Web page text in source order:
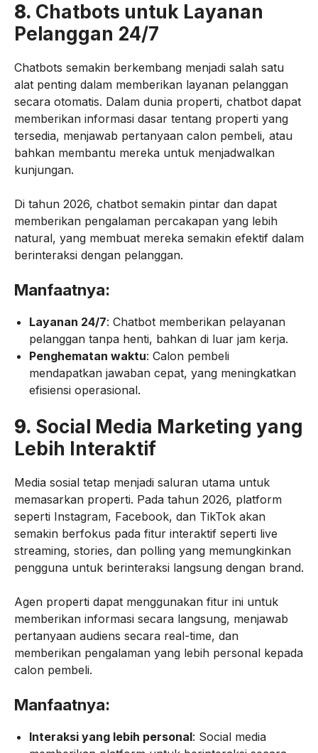
8. Chatbots untuk Layanan
Pelanggan 24/7
Chatbots semakin berkembang menjadi salah satu
alat penting dalam memberikan layanan pelanggan
secara otomatis. Dalam dunia properti, chatbot dapat
memberikan informasi dasar tentang properti yang
tersedia, menjawab pertanyaan calon pembeli, atau
bahkan membantu mereka untuk menjadwalkan
kunjungan.
Di tahun 2026, chatbot semakin pintar dan dapat
memberikan pengalaman percakapan yang lebih
natural, yang membuat mereka semakin efektif dalam
berinteraksi dengan pelanggan.
Manfaatnya:
Layanan 24/7: Chatbot memberikan pelayanan
pelanggan tanpa henti, bahkan di luar jam kerja.
Penghematan waktu: Calon pembeli
mendapatkan jawaban cepat, yang meningkatkan
efisiensi operasional.
9. Social Media Marketing yang
Lebih Interaktif
Media sosial tetap menjadi saluran utama untuk
memasarkan properti. Pada tahun 2026, platform
seperti Instagram, Facebook, dan TikTok akan
semakin berfokus pada fitur interaktif seperti live
streaming, stories, dan polling yang memungkinkan
pengguna untuk berinteraksi langsung dengan brand.
Agen properti dapat menggunakan fitur ini untuk
memberikan informasi secara langsung, menjawab
pertanyaan audiens secara real-time, dan
memberikan pengalaman yang lebih personal kepada
calon pembeli.
Manfaatnya:
Interaksi yang lebih personal: Social media